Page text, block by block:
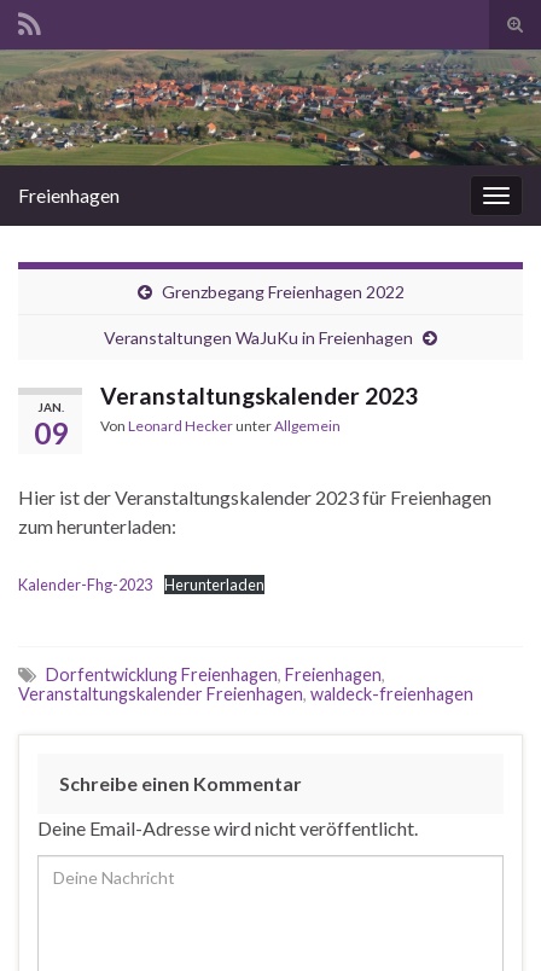
Search for:
Freienhagen
Grenzbegang Freienhagen 2022
Veranstaltungen WaJuKu in Freienhagen
JAN.
09
Veranstaltungskalender 2023
Von Leonard HeckerunterAllgemein
Hier ist der Veranstaltungskalender 2023 für Freienhagen
zum herunterladen:
Kalender-Fhg-2023 Herunterladen
Dorfentwicklung Freienhagen, Freienhagen,
Veranstaltungskalender Freienhagen, waldeck-freienhagen
Schreibe einen Kommentar
Deine Email-Adresse wird nicht veröffentlicht.